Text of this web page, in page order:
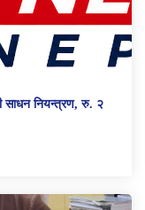
साधन नियन्त्रण, रु. २